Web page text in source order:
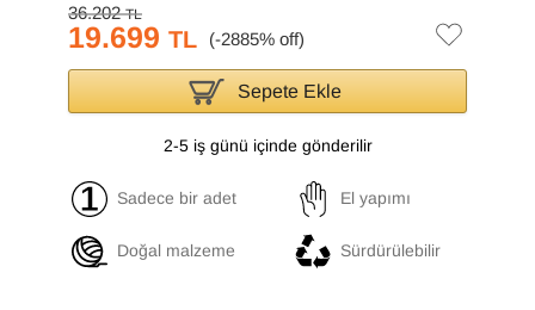
36.202TL
19.699 TL
Sepete Ekle
2-5 iş günü içinde gönderilir
Sadece bir adet El yapımı
Doğal malzeme Sürdürülebilir